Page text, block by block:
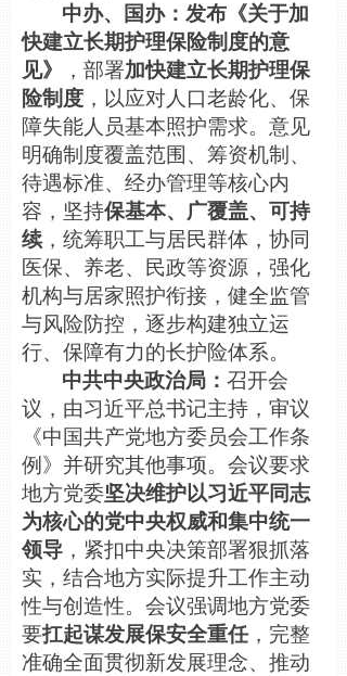
中办、国办：发布《关于加
快建立长期护理保险制度的意
见》
，部署加快建立长期护理保
险制度 ，以应对人口老龄化、保
障失能人员基本照护需求。意见
明确制度覆盖范围、筹资机制、
待遇标准、经办管理等核心内
容，坚持保基本、广覆盖、可持
续，统筹职工与居民群体，协同
医保、养老、民政等资源，强化
机构与居家照护衔接，健全监管
与风险防控，逐步构建独立运
行、保障有力的长护险体系。
中共中央政治局：召开会
议，由习近平总书记主持，审议
《中国共产党地方委员会工作条
例》并研究其他事项。会议要求
地方党委坚决维护以习近平同志
为核心的党中央权威和集中统一
领导 ，紧扣中央决策部署狠抓落
实，结合地方实际提升工作主动
性与创造性。会议强调地方党委
要扛起谋发展保安全重任 ，完整
准确全面贯彻新发展理念、推动